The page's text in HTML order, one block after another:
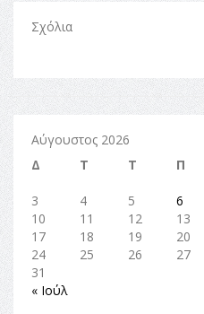
Σχόλια
Αύγουστος 2026
Δ
Τ Τ Π
3
4 5 6
10
11 12 13
17
18 19 20
24
25 26 27
31
« Ιούλ